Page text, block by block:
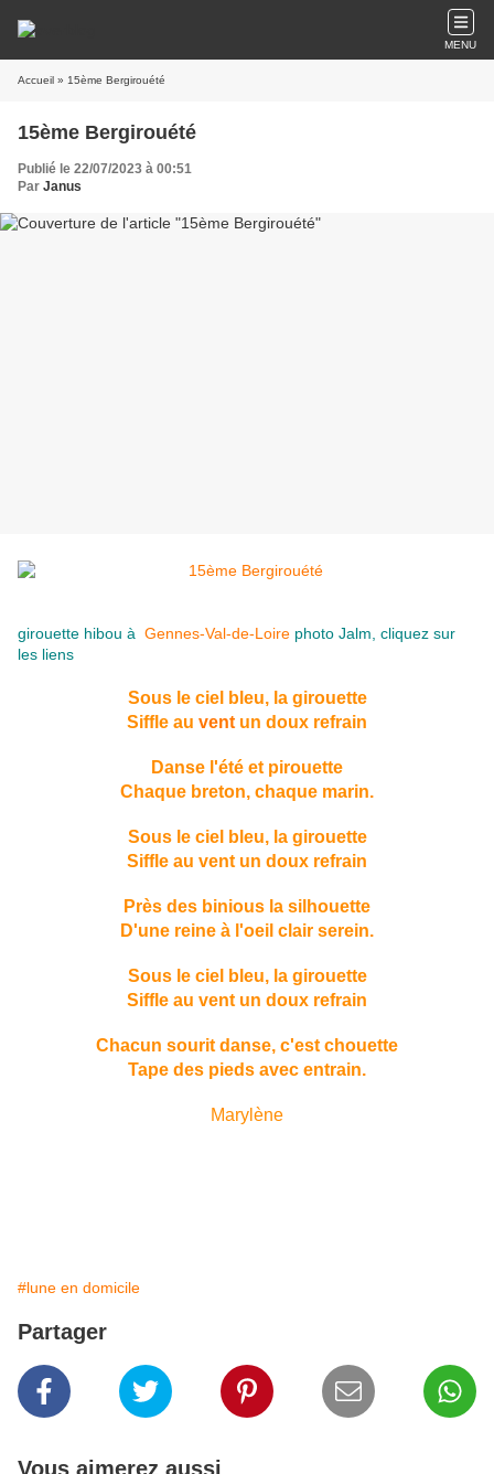
MENU
Accueil » 15ème Bergirouété
15ème Bergirouété
Publié le 22/07/2023 à 00:51
Par Janus
girouette hibou à Gennes-Val-de-Loire photo Jalm, cliquez sur
les liens
Sous le ciel bleu, la girouette
Siffle au vent un doux refrain
Danse l'été et pirouette
Chaque breton, chaque marin.
Sous le ciel bleu, la girouette
Siffle au vent un doux refrain
Près des binious la silhouette
D'une reine à l'oeil clair serein.
Sous le ciel bleu, la girouette
Siffle au vent un doux refrain
Chacun sourit danse, c'est chouette
Tape des pieds avec entrain.
Marylène
#lune en domicile
Partager
Vous aimerez aussi